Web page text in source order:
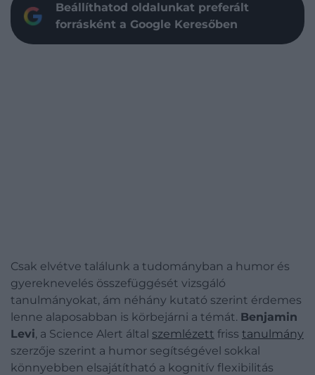
Beállíthatod oldalunkat preferált
forrásként a Google Keresőben
Csak elvétve találunk a tudományban a humor és
gyereknevelés összefüggését vizsgáló
tanulmányokat, ám néhány kutató szerint érdemes
lenne alaposabban is körbejárni a témát. Benjamin
Levi, a Science Alert által szemlézett friss tanulmány
szerzője szerint a humor segítségével sokkal
könnyebben elsajátítható a kognitív flexibilitás